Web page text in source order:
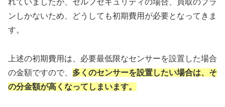
れていましたが、セルフセキュリティの場合、買取のプラ
ンしかないため、どうしても初期費用が必要となってきま
す。
上述の初期費用は、必要最低限なセンサーを設置した場合
の金額ですので、 多くのセンサーを設置したい場合は、そ
の分金額が高くなってしまいます。